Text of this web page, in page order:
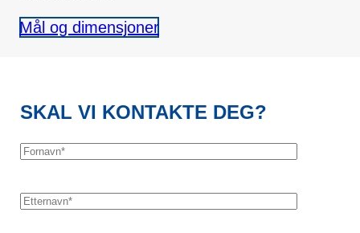
Mål og dimensjoner
SKAL VI KONTAKTE DEG?